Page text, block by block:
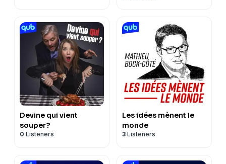
Devine qui vient
souper?
0 Listeners
Les idées mènent le
monde
3 Listeners